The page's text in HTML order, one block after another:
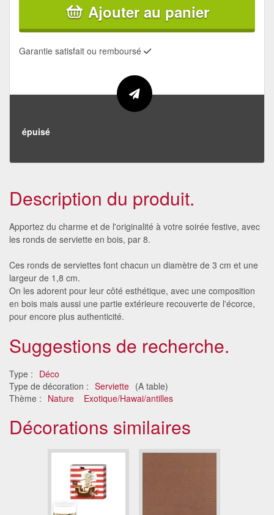
Ajouter au panier
Garantie satisfait ou remboursé
épuisé
Description du produit.
Apportez du charme et de l'originalité à votre soirée festive, avec
les ronds de serviette en bois, par 8.
Ces ronds de serviettes font chacun un diamètre de 3 cm et une
largeur de 1,8 cm.
On les adorent pour leur côté esthétique, avec une composition
en bois mais aussi une partie extérieure recouverte de l'écorce,
pour encore plus authenticité.
Suggestions de recherche.
Type : Déco
Type de décoration : Serviette (A table)
Thème : Nature Exotique/Hawai/antilles
Décorations similaires